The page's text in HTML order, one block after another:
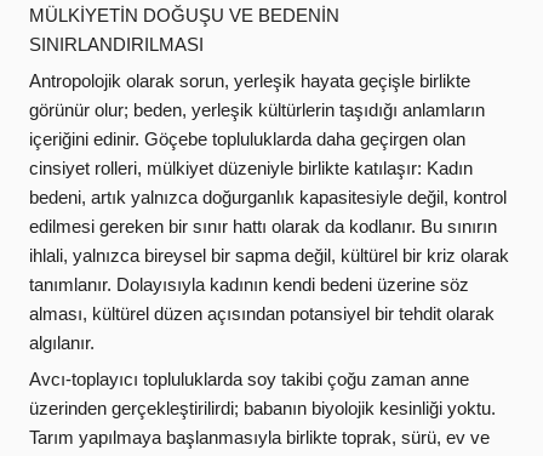
MÜLKİYETİN DOĞUŞU VE BEDENİN
SINIRLANDIRILMASI
Antropolojik olarak sorun, yerleşik hayata geçişle birlikte
görünür olur; beden, yerleşik kültürlerin taşıdığı anlamların
içeriğini edinir. Göçebe topluluklarda daha geçirgen olan
cinsiyet rolleri, mülkiyet düzeniyle birlikte katılaşır: Kadın
bedeni, artık yalnızca doğurganlık kapasitesiyle değil, kontrol
edilmesi gereken bir sınır hattı olarak da kodlanır. Bu sınırın
ihlali, yalnızca bireysel bir sapma değil, kültürel bir kriz olarak
tanımlanır. Dolayısıyla kadının kendi bedeni üzerine söz
alması, kültürel düzen açısından potansiyel bir tehdit olarak
algılanır.
Avcı-toplayıcı topluluklarda soy takibi çoğu zaman anne
üzerinden gerçekleştirilirdi; babanın biyolojik kesinliği yoktu.
Tarım yapılmaya başlanmasıyla birlikte toprak, sürü, ev ve